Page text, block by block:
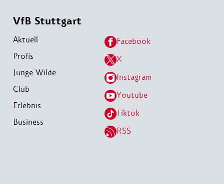
VfB Stuttgart
Aktuell
Profis
Junge Wilde
Club
Erlebnis
Business
Facebook
X
Instagram
Youtube
Tiktok
RSS